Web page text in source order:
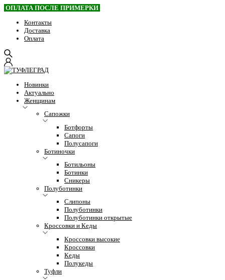
ОПЛАТА ПОСЛЕ ПРИМЕРКИ
Контакты
Доставка
Оплата
Новинки
Актуально
Женщинам
Сапожки
Ботфорты
Сапоги
Полусапоги
Ботиночки
Ботильоны
Ботинки
Сникеры
Полуботинки
Слипоны
Полуботинки
Полуботинки открытые
Кроссовки и Кеды
Кроссовки высокие
Кроссовки
Кеды
Полукеды
Туфли